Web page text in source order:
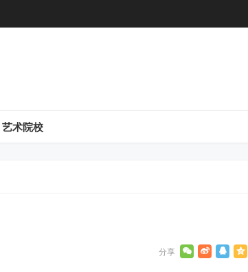
艺术院校